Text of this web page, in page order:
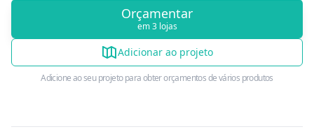
Orçamentar
em 3 lojas
Adicionar ao projeto
Adicione ao seu projeto para obter orçamentos de vários produtos